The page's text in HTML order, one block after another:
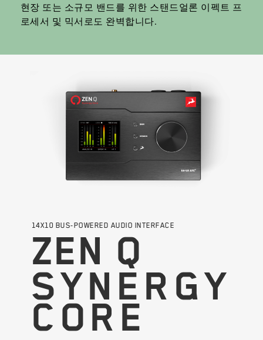
현장 또는 소규모 밴드를 위한 스탠드얼론 이펙트 프
로세서 및 믹서로도 완벽합니다.
14X10 BUS-POWERED AUDIO INTERFACE
ZEN Q
SYNERGY
CORE